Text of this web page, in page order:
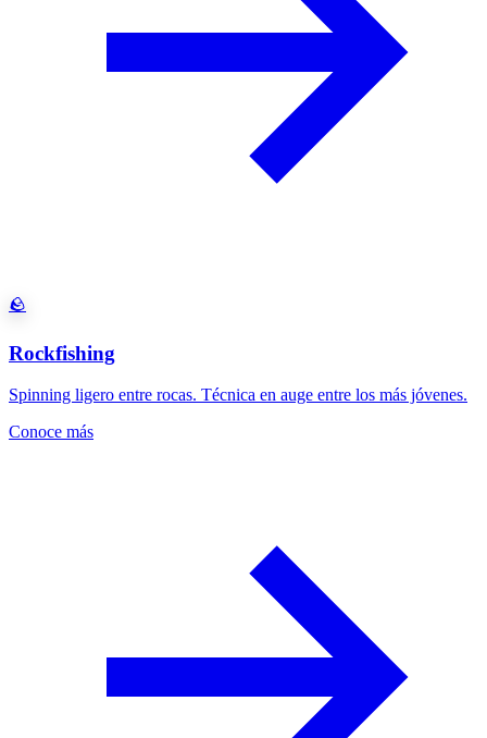
🪨
Rockfishing
Spinning ligero entre rocas. Técnica en auge entre los más jóvenes.
Conoce más